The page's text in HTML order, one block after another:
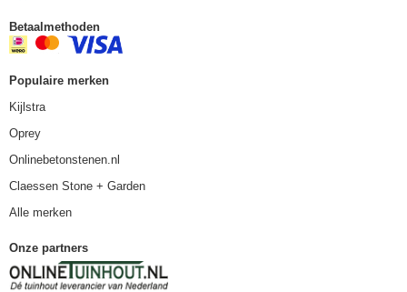
Betaalmethoden
Populaire merken
Kijlstra
Oprey
Onlinebetonstenen.nl
Claessen Stone + Garden
Alle merken
Onze partners